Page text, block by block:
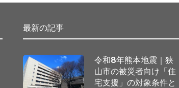
最新の記事
令和8年熊本地震｜狭
山市の被災者向け「住
宅支援」の対象条件と